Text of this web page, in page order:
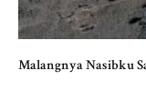
Malangnya Nasibku